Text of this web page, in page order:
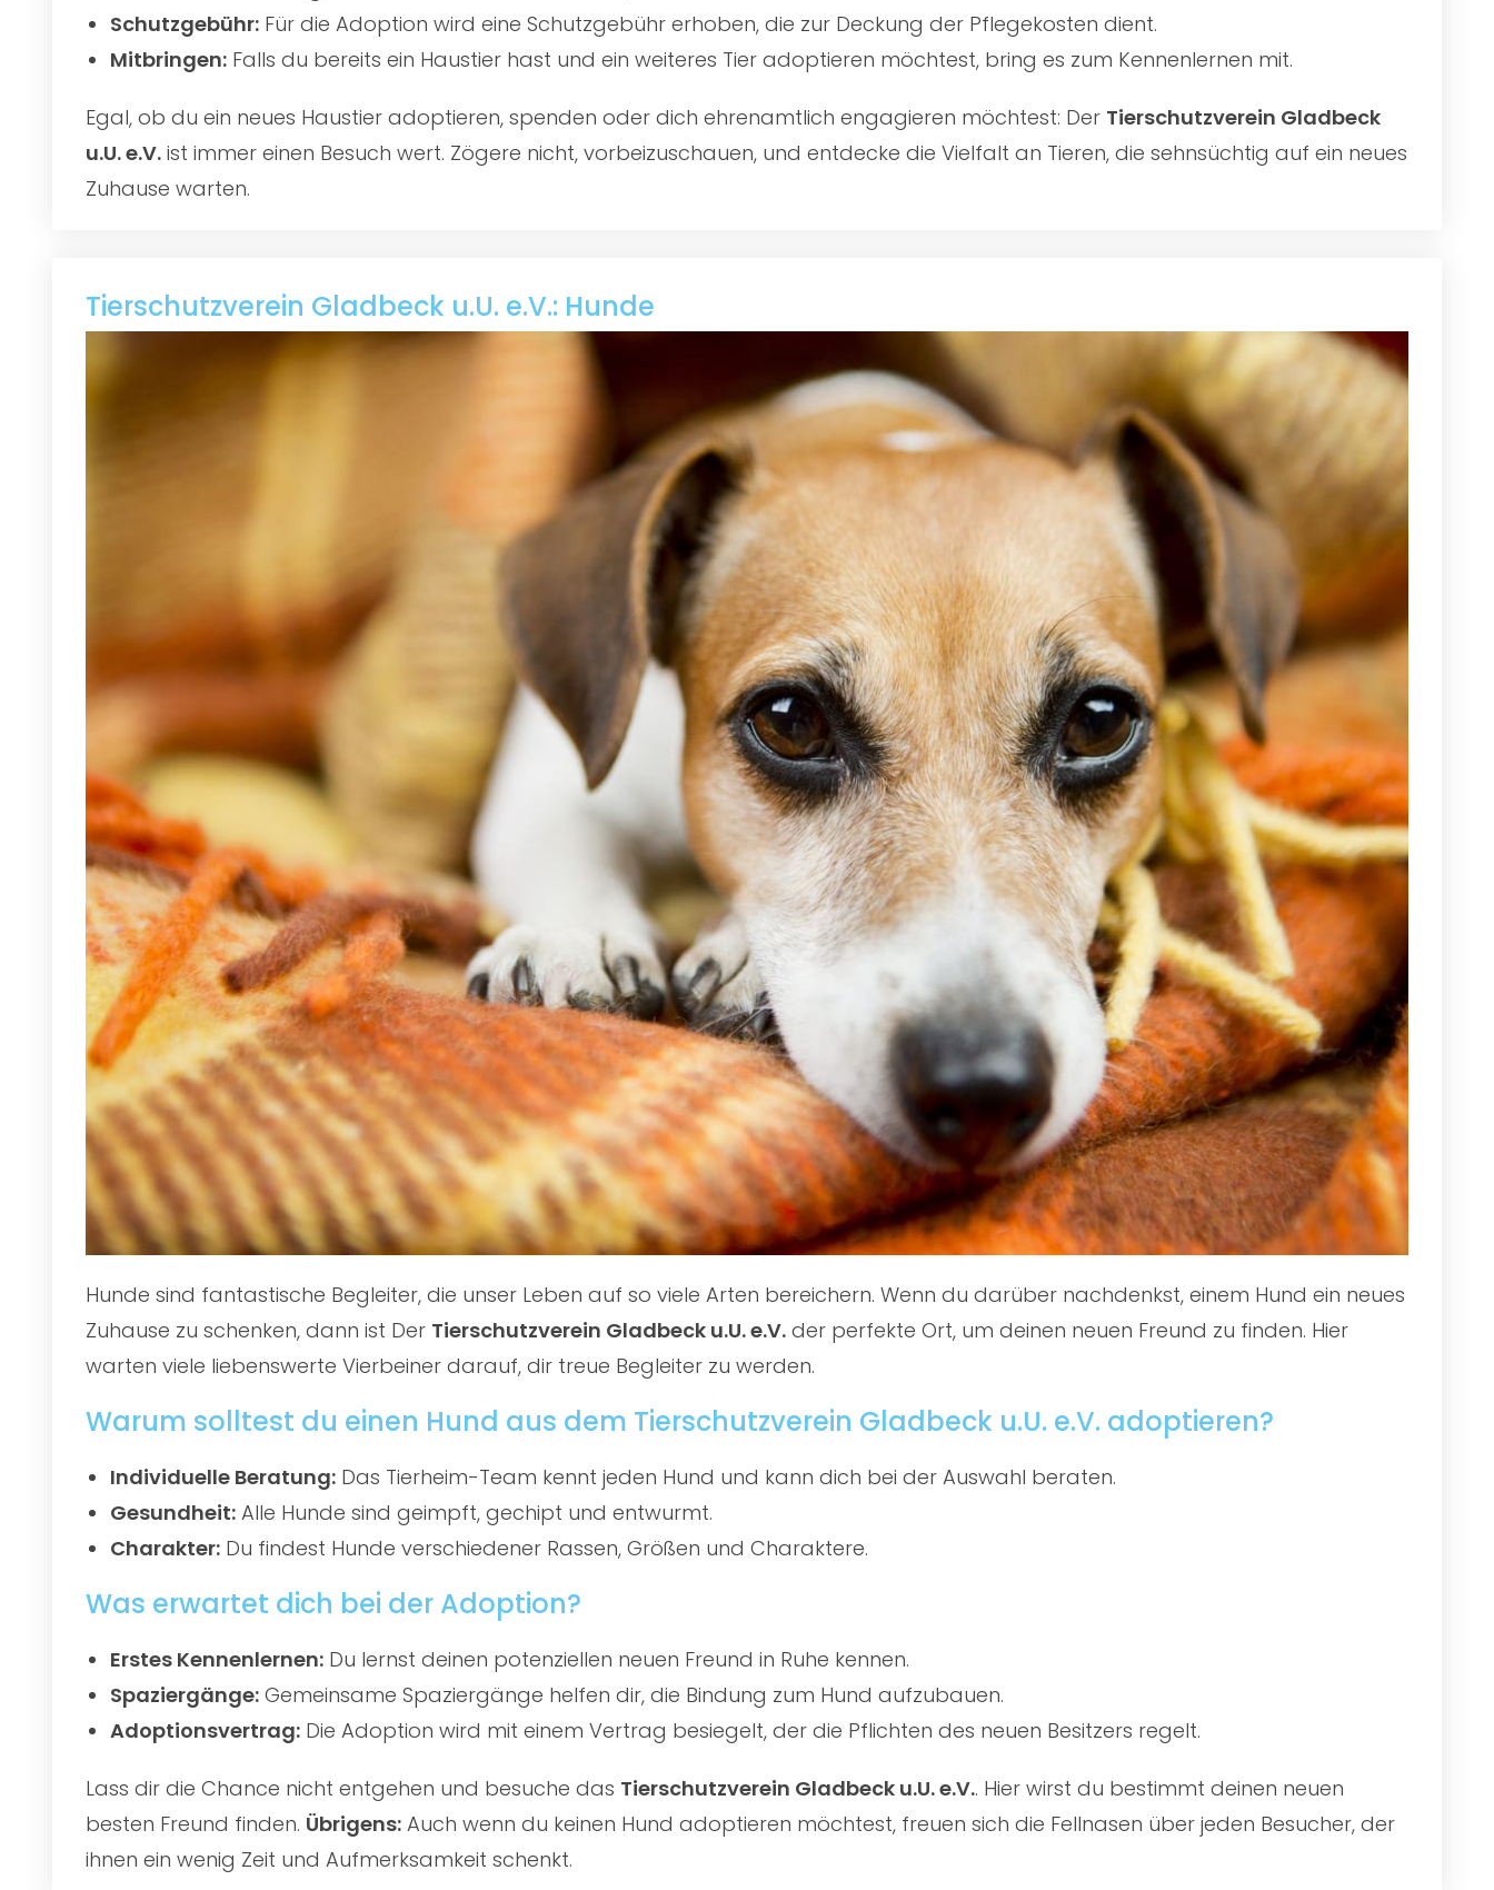
Schutzgebühr: Für die Adoption wird eine Schutzgebühr erhoben, die zur Deckung der Pflegekosten dient.
Mitbringen: Falls du bereits ein Haustier hast und ein weiteres Tier adoptieren möchtest, bring es zum Kennenlernen mit.
Egal, ob du ein neues Haustier adoptieren, spenden oder dich ehrenamtlich engagieren möchtest: Der Tierschutzverein Gladbeck
u.U. e.V. ist immer einen Besuch wert. Zögere nicht, vorbeizuschauen, und entdecke die Vielfalt an Tieren, die sehnsüchtig auf ein neues
Zuhause warten.
Tierschutzverein Gladbeck u.U. e.V.: Hunde
Hunde sind fantastische Begleiter, die unser Leben auf so viele Arten bereichern. Wenn du darüber nachdenkst, einem Hund ein neues
Zuhause zu schenken, dann ist Der Tierschutzverein Gladbeck u.U. e.V. der perfekte Ort, um deinen neuen Freund zu finden. Hier
warten viele liebenswerte Vierbeiner darauf, dir treue Begleiter zu werden.
Warum solltest du einen Hund aus dem Tierschutzverein Gladbeck u.U. e.V. adoptieren?
Individuelle Beratung: Das Tierheim-Team kennt jeden Hund und kann dich bei der Auswahl beraten.
Gesundheit: Alle Hunde sind geimpft, gechipt und entwurmt.
Charakter: Du findest Hunde verschiedener Rassen, Größen und Charaktere.
Was erwartet dich bei der Adoption?
Erstes Kennenlernen: Du lernst deinen potenziellen neuen Freund in Ruhe kennen.
Spaziergänge: Gemeinsame Spaziergänge helfen dir, die Bindung zum Hund aufzubauen.
Adoptionsvertrag: Die Adoption wird mit einem Vertrag besiegelt, der die Pflichten des neuen Besitzers regelt.
Lass dir die Chance nicht entgehen und besuche das Tierschutzverein Gladbeck u.U. e.V.. Hier wirst du bestimmt deinen neuen
besten Freund finden. Übrigens: Auch wenn du keinen Hund adoptieren möchtest, freuen sich die Fellnasen über jeden Besucher, der
ihnen ein wenig Zeit und Aufmerksamkeit schenkt.